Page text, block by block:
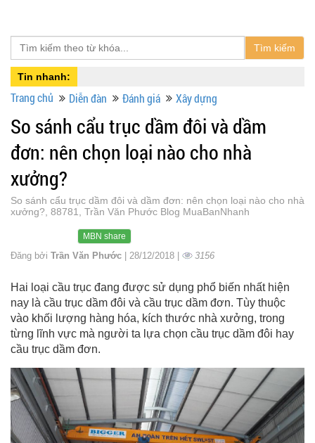
Tìm kiếm
Tin nhanh:
Trang chủ Diễn đàn Đánh giá Xây dựng
So sánh cẩu trục dầm đôi và dầm
đơn: nên chọn loại nào cho nhà
xưởng?
So sánh cẩu trục dầm đôi và dầm đơn: nên chọn loại nào cho nhà
xưởng?, 88781, Trần Văn Phước Blog MuaBanNhanh
MBN share
Đăng bởi Trần Văn Phước | 28/12/2018 | 3156
Hai loại cầu trục đang được sử dụng phổ biến nhất hiện
nay là cầu trục dầm đôi và cầu trục dầm đơn. Tùy thuộc
vào khối lượng hàng hóa, kích thước nhà xưởng, trong
từng lĩnh vực mà người ta lựa chọn cầu trục dầm đôi hay
cầu trục dầm đơn.